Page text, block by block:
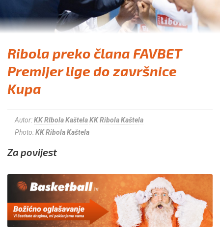
Ribola preko člana FAVBET
Premijer lige do završnice
Kupa
Autor:KK RIbola KaštelaKK Ribola Kaštela
Photo:KK Ribola Kaštela
Za povijest